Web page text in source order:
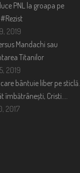
PNL la groapa pe
2019
Mandachi sau
Titanilor
2019
bântuie liber pe sticlă.
îmbătrânești, Cristi….
2017